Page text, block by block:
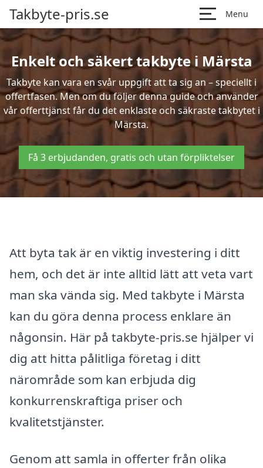
Takbyte-pris.se Menu
Enkelt och säkert takbyte i Märsta
Takbyte kan vara en svår uppgift att ta sig an – speciellt i
offertfasen. Men om du följer denna guide och använder
vår offerttjänst får du det enklaste och säkraste takbytet i
Märsta.
Få 3 erbjudanden, gratis och utan förpliktelser
Att byta tak är en viktig investering i ditt
hem, och det är inte alltid lätt att veta vart
man ska vända sig. Med takbyte i Märsta
kan du göra denna process enklare än
någonsin. Här på takbyte-pris.se hjälper vi
dig att hitta pålitliga företag i ditt
närområde som kan erbjuda dig
konkurrenskraftiga priser och
kvalitetstjänster.
Genom att samla in offerter från olika